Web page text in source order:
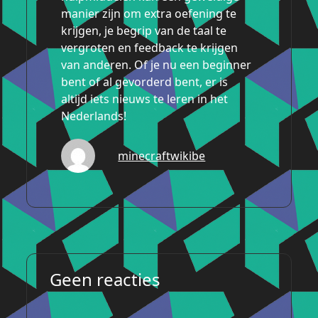
manier zijn om extra oefening te
krijgen, je begrip van de taal te
vergroten en feedback te krijgen
van anderen. Of je nu een beginner
bent of al gevorderd bent, er is
altijd iets nieuws te leren in het
Nederlands!
minecraftwikibe
Geen reacties